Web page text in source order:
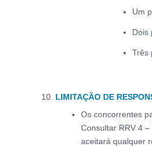
Um
Dois
Três
LIMITAÇÃO DE
Os concorrentes
Consultar RRV 4
aceitará qualquer